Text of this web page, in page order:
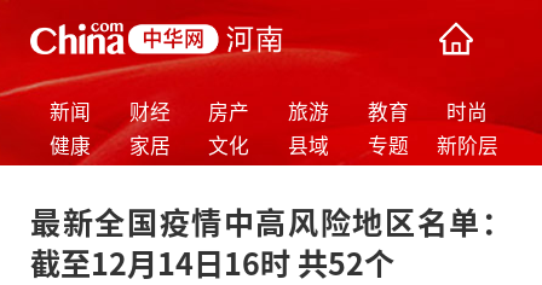
新闻 财经 房产 旅游 教育
时尚
健康
家居 文化 县域 专题 新阶层
最新全国疫情中高风险地区名单：
截至12月14日16时 共52个